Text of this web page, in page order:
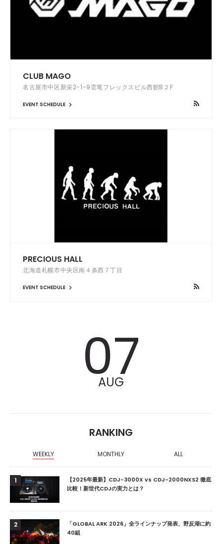
CLUB MAGO
名古屋市中区新栄2-1-9雲竜フレックスビル西館B２F
EVENT SCHEDULE
PRECIOUS HALL
北海道札幌市中央区南４条西７丁目
EVENT SCHEDULE
07
AUG
RANKING
WEEKLY MONTHLY ALL
1
【2025年最新】CDJ-3000X vs CDJ-2000NXS2 徹底
比較！新世代CDJの実力とは？
2
「GLOBAL ARK 2026」全ラインナップ発表、野反湖に約
40組